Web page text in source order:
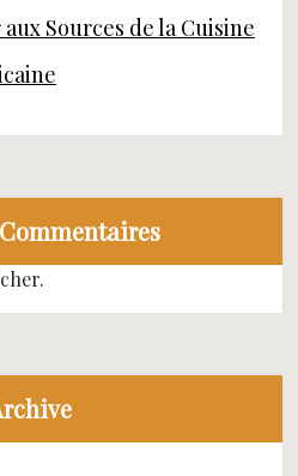
Sources de la Cuisine